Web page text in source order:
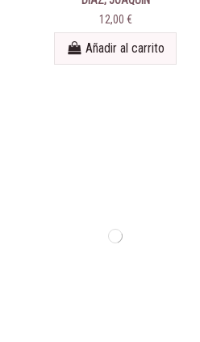
12,00 €
Añadir al carrito